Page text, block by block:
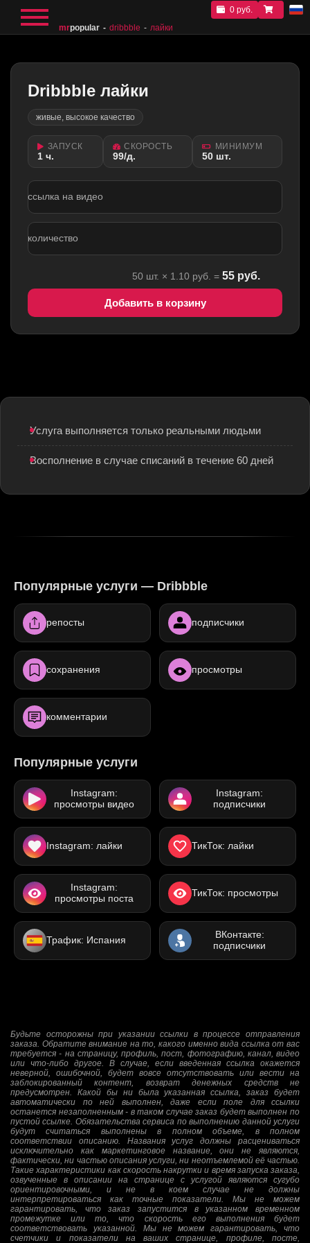
mrpopular dribbble лайки
0 руб.
Dribbble лайки
живые, высокое качество
ЗАПУСК
1 ч.
СКОРОСТЬ
99/д.
МИНИМУМ
50 шт.
ссылка на видео
количество
50 шт. × 1.10 руб. = 55 руб.
Добавить в корзину
Услуга выполняется только реальными людьми
Восполнение в случае списаний в течение 60 дней
Популярные услуги — Dribbble
репосты подписчики
сохранения просмотры
комментарии
Популярные услуги
Instagram:
просмотры видео
Instagram:
подписчики
Instagram: лайки ТикТок: лайки
Instagram:
просмотры поста
ТикТок: просмотры
Трафик: Испания
ВКонтакте:
подписчики
Будьте осторожны при указании ссылки в процессе отправления
заказа. Обратите внимание на то, какого именно вида ссылка от вас
требуется - на страницу, профиль, пост, фотографию, канал, видео
или что-либо другое. В случае, если введенная ссылка окажется
неверной, ошибочной, будет вовсе отсутствовать или вести на
заблокированный контент, возврат денежных средств не
предусмотрен. Какой бы ни была указанная ссылка, заказ будет
автоматически по ней выполнен, даже если поле для ссылки
останется незаполненным - в таком случае заказ будет выполнен по
пустой ссылке. Обязательства сервиса по выполнению данной услуги
будут считаться выполнены в полном объеме, в полном
соответствии описанию. Названия услуг должны расцениваться
исключительно как маркетинговое название, они не являются,
фактически, ни частью описания услуги, ни неотъемлемой её частью.
Такие характеристики как скорость накрутки и время запуска заказа,
озвученные в описании на странице с услугой являются сугубо
ориентировочными, и не в коем случае не должны
интерпретироваться как точные показатели. Мы не можем
гарантировать, что заказ запустится в указанном временном
промежутке или то, что скорость его выполнения будет
соответствовать указанной. Мы не можем гарантировать, что
счетчики и показатели на ваших странице, профиле, посте,